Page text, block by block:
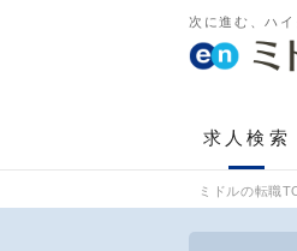
次に進む、ハイ
求人検索
ミドルの転職